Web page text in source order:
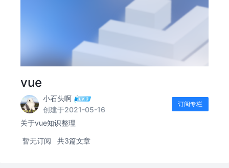
vue
小石头啊
创建于2021-05-16
订阅专栏
关于vue知识整理
暂无订阅 共3篇文章